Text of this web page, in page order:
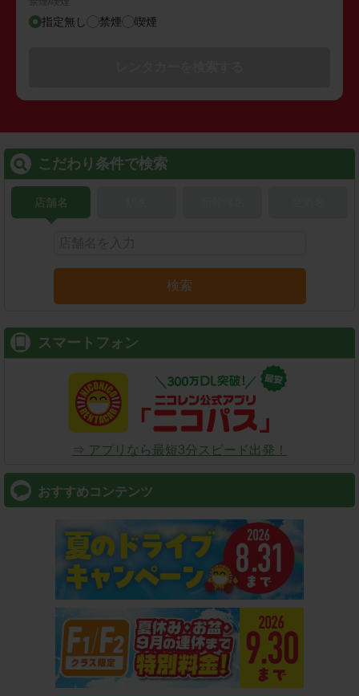
指定無し 禁煙 喫煙
こだわり条件で検索
店舗名
検索
スマートフォン
⇒ アプリなら最短3分スピード出発！
おすすめコンテンツ